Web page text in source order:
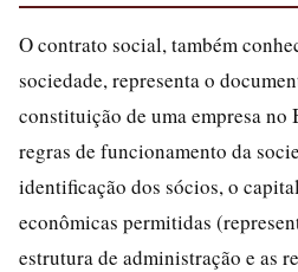
O contrato social, também
sociedade, representa o
constituição de uma empresa no
regras de funcionamento da
identificação dos sócios, o
econômicas permitidas
estrutura de administração e as